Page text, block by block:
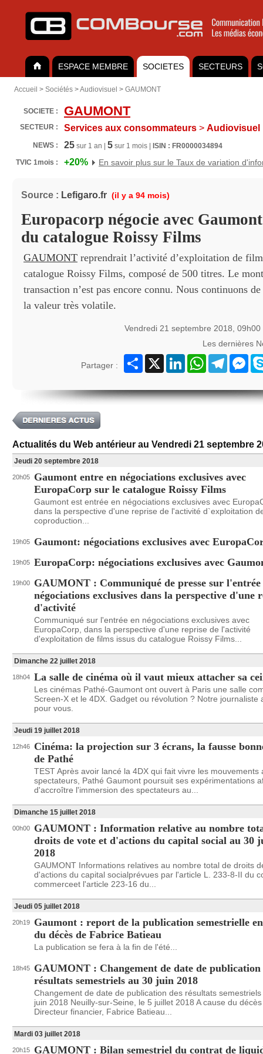
ESPACE MEMBRE SOCIETES SECTEURS
Accueil > Sociétés >Audiovisuel > GAUMONT
SOCIETE : GAUMONT
SECTEUR : Services aux consommateurs > Audiovisuel
NEWS : 25 sur 1 an | 5 sur 1 mois |
ISIN : FR0000034894
TVIC 1mois :
+20% En savoir plus sur le Taux de variation
Source : Lefigaro.fr (il y a 94 mois)
Europacorp négocie avec
du catalogue Roissy Films
GAUMONT reprendrait l’activité d’exploitation de
catalogue Roissy Films, composé de 500 titres. Le
transaction n’est pas encore connu. Nous continuons
la valeur très volatile.
Vendredi 21 septembre 2018,
Les dernières
Partager :
Partager
X LinkedInWhatsAppTelegram
Actualités du Web antérieur au Vendredi 21 septembre
Jeudi 20 septembre 2018
20h05
Gaumont entre en négociations exclusives avec
EuropaCorp sur le catalogue Roissy Films
Gaumont est entrée en négociations exclusives avec
dans la perspective d'une reprise de l'activité d`exploitation
coproduction...
19h05 Gaumont: négociations exclusives avec
19h05 EuropaCorp: négociations exclusives avec
19h00
GAUMONT : Communiqué de presse sur l'entrée
négociations exclusives dans la perspective d'une
d'activité
Communiqué sur l'entrée en négociations exclusives avec
EuropaCorp, dans la perspective d'une reprise de l'activité
d'exploitation de films issus du catalogue Roissy Films...
Dimanche 22 juillet 2018
18h04 La salle de cinéma où il vaut mieux attacher sa
Les cinémas Pathé-Gaumont ont ouvert à Paris une salle
Screen-X et le 4DX. Gadget ou révolution ? Notre journaliste
pour vous.
Jeudi 19 juillet 2018
12h46
Cinéma: la projection sur 3 écrans, la fausse
de Pathé
TEST Après avoir lancé la 4DX qui fait vivre les mouvements
spectateurs, Pathé Gaumont poursuit ses expérimentations
d'accroître l'immersion des spectateurs au...
Dimanche 15 juillet 2018
00h00
GAUMONT : Information relative au nombre
droits de vote et d'actions du capital social au 30
2018
GAUMONT Informations relatives au nombre total de droits
d'actions du capital socialprévues par l'article L. 233-8-II du
commerceet l'article 223-16 du...
Jeudi 05 juillet 2018
20h19
Gaumont : report de la publication semestrielle
du décès de Fabrice Batieau
La publication se fera à la fin de l'été...
18h45
GAUMONT : Changement de date de publication
résultats semestriels au 30 juin 2018
Changement de date de publication des résultats
juin 2018 Neuilly-sur-Seine, le 5 juillet 2018 A cause du
Directeur financier, Fabrice Batieau...
Mardi 03 juillet 2018
20h15 GAUMONT : Bilan semestriel du contrat de